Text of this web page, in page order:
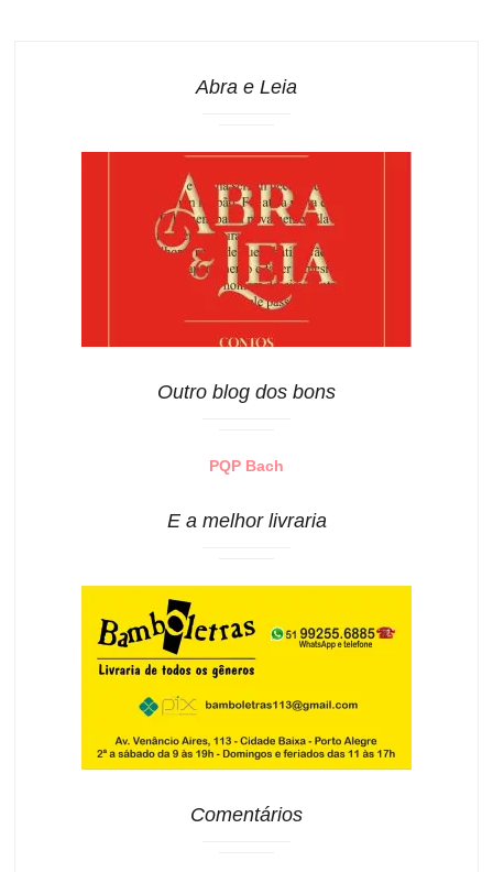
Abra e Leia
Outro blog dos bons
PQP Bach
E a melhor livraria
Comentários